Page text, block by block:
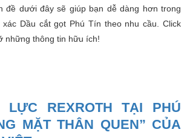
đề dưới đây sẽ giúp bạn dễ dàng hơn trong
Dầu cắt gọt Phú Tín theo nhu cầu. Click
những thông tin hữu ích!
LỰC REXROTH TẠI PHÚ
MẶT THÂN QUEN” CỦA